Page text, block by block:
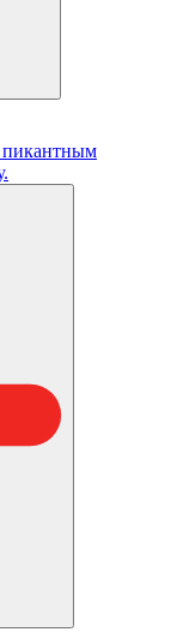
пикантным